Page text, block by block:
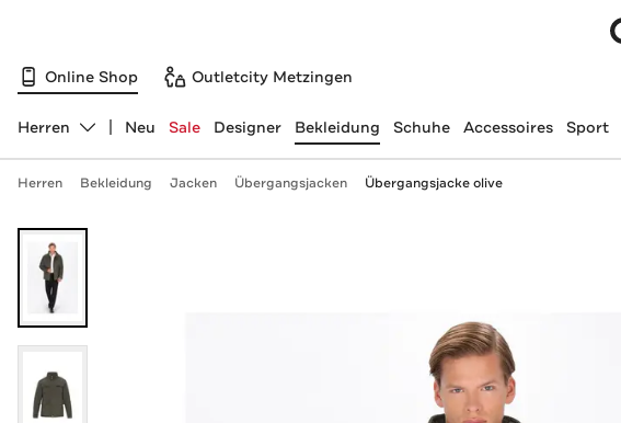
Online Shop Outletcity Metzingen
Abteilung ändern, ausgewählt:
Herren Neu Sale Designer Bekleidung Schuhe Accessoires Sport
Herren Bekleidung Jacken Übergangsjacken Übergangsjacke olive